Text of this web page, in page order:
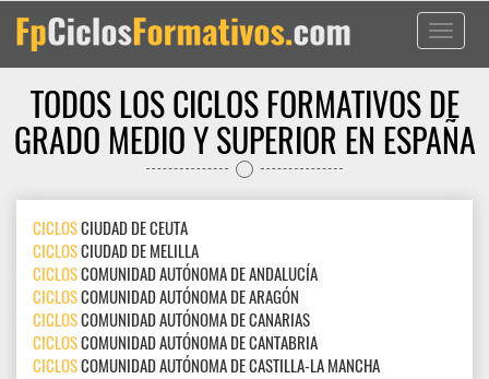
Toggle
TODOS LOS CICLOS FORMATIVOS DE
GRADO MEDIO Y SUPERIOR EN ESPAÑA
CICLOSCIUDAD DE CEUTA
CICLOSCIUDAD DE MELILLA
CICLOSCOMUNIDAD AUTÓNOMA DE ANDALUCÍA
CICLOSCOMUNIDAD AUTÓNOMA DE ARAGÓN
CICLOSCOMUNIDAD AUTÓNOMA DE CANARIAS
CICLOSCOMUNIDAD AUTÓNOMA DE CANTABRIA
CICLOSCOMUNIDAD AUTÓNOMA DE CASTILLA-LA MANCHA